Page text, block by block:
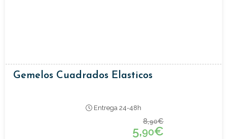
Gemelos Cuadrados Elasticos
Entrega 24-48h
8,90€
5,90€